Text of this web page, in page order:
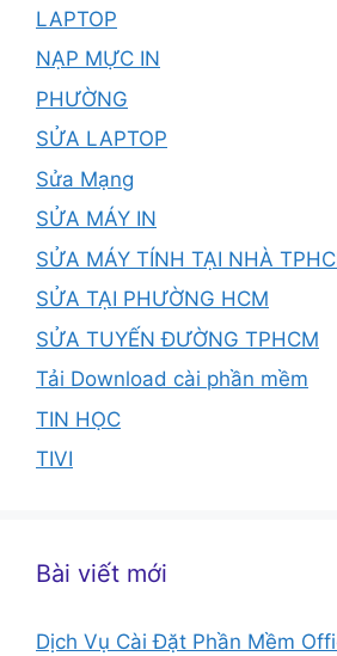
LAPTOP
NẠP MỰC IN
PHƯỜNG
SỬA LAPTOP
Sửa Mạng
SỬA MÁY IN
SỬA MÁY TÍNH TẠI NHÀ
SỬA TẠI PHƯỜNG HCM
SỬA TUYẾN ĐƯỜNG TPHCM
Tải Download cài phần mềm
TIN HỌC
TIVI
Bài viết mới
Dịch Vụ Cài Đặt Phần Mềm